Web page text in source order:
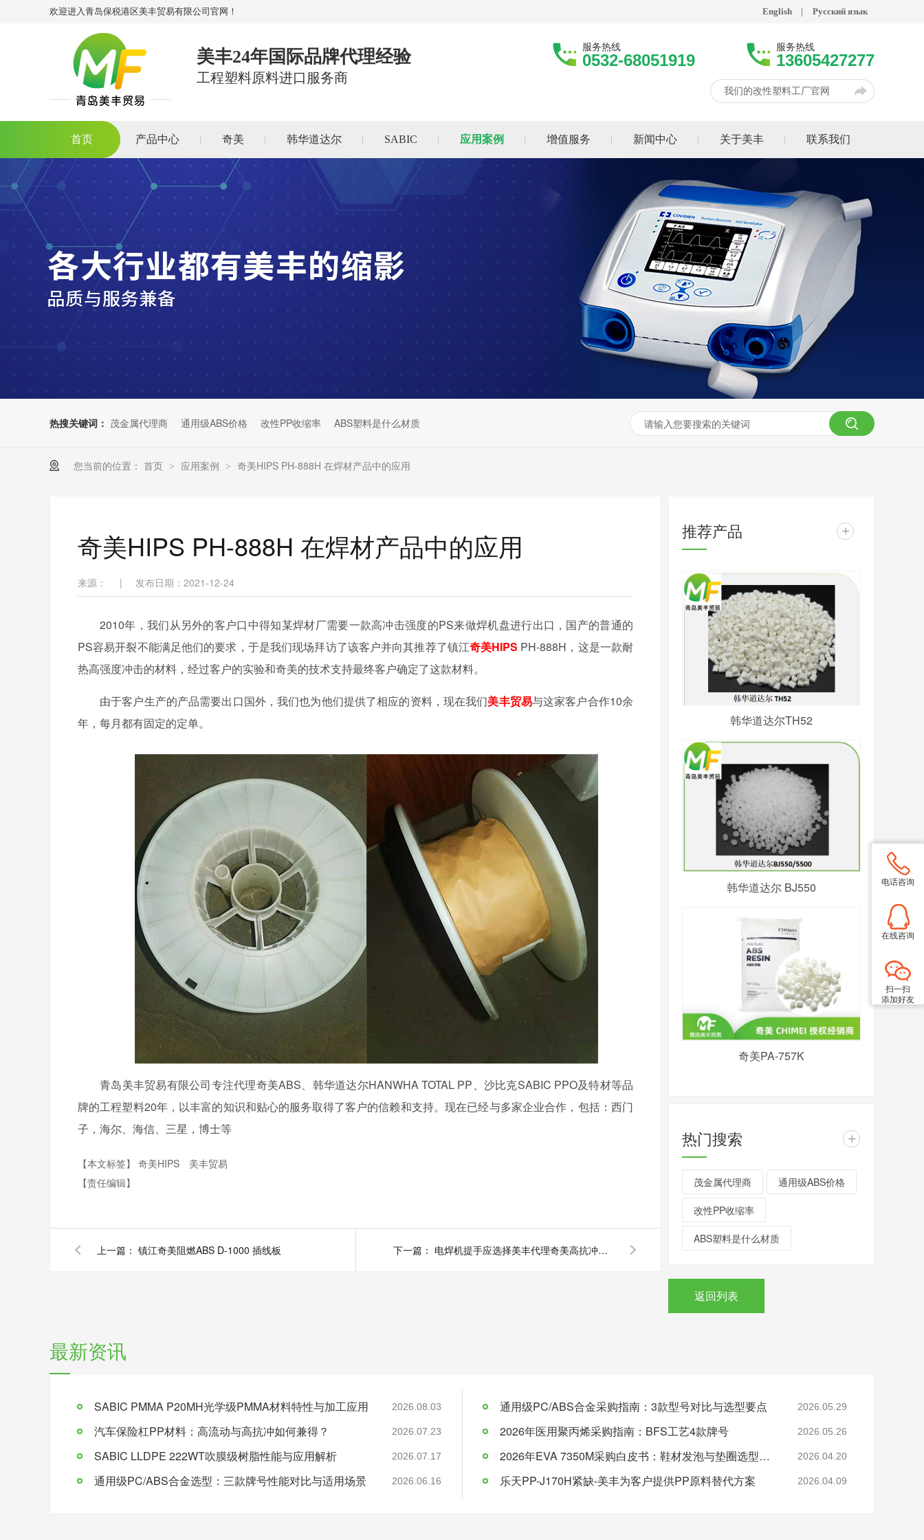
欢迎进入青岛保税港区美丰贸易有限公司官网！ English | Русский язык
美丰24年国际品牌代理经验
工程塑料原料进口服务商
服务热线
0532-68051919
服务热线
13605427277
我们的改性塑料工厂官网
首页 产品中心 奇美 韩华道达尔 SABIC 应用案例 增值服务 新闻中心 关于美丰 联系我们
热搜关键词： 茂金属代理商 通用级ABS价格 改性PP收缩率 ABS塑料是什么材质
您当前的位置： 首页 > 应用案例 > 奇美HIPS PH-888H 在焊材产品中的应用
奇美HIPS PH-888H 在焊材产品中的应用
来源： | 发布日期：2021-12-24
2010年，我们从另外的客户口中得知某焊材厂需要一款高冲击强度的PS来做焊机盘进行出口，国产的普通的
PS容易开裂不能满足他们的要求，于是我们现场拜访了该客户并向其推荐了镇江奇美HIPS PH-888H，这是一款耐
热高强度冲击的材料，经过客户的实验和奇美的技术支持最终客户确定了这款材料。
由于客户生产的产品需要出口国外，我们也为他们提供了相应的资料，现在我们美丰贸易与这家客户合作10余
年，每月都有固定的定单。
青岛美丰贸易有限公司专注代理奇美ABS、韩华道达尔HANWHA TOTAL PP、沙比克SABIC PPO及特材等品
牌的工程塑料20年，以丰富的知识和贴心的服务取得了客户的信赖和支持。现在已经与多家企业合作，包括：西门
子，海尔、海信、三星，博士等
【本文标签】 奇美HIPS
美丰贸易
【责任编辑】
上一篇： 镇江奇美阻燃ABS D-1000 插线板 下一篇： 电焊机提手应选择美丰代理奇美高抗冲级ABS PA-749SK
推荐产品 +
韩华道达尔TH52
韩华道达尔 BJ550
奇美PA-757K
热门搜索 +
茂金属代理商 通用级ABS价格
改性PP收缩率
ABS塑料是什么材质
返回列表
最新资讯
SABIC PMMA P20MH光学级PMMA材料特性与加工应用 2026.08.03
汽车保险杠PP材料：高流动与高抗冲如何兼得？ 2026.07.23
SABIC LLDPE 222WT吹膜级树脂性能与应用解析 2026.07.17
通用级PC/ABS合金选型：三款牌号性能对比与适用场景 2026.06.16
通用级PC/ABS合金采购指南：3款型号对比与选型要点 2026.05.29
2026年医用聚丙烯采购指南：BFS工艺4款牌号 2026.05.26
2026年EVA 7350M采购白皮书：鞋材发泡与垫圈选型指南 2026.04.20
乐天PP-J170H紧缺-美丰为客户提供PP原料替代方案 2026.04.09
电话咨询
在线咨询
扫一扫
添加好友